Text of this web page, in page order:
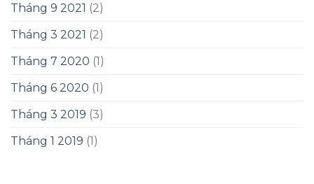
Tháng 9 2021 (2)
Tháng 3 2021 (2)
Tháng 7 2020 (1)
Tháng 6 2020 (1)
Tháng 3 2019 (3)
Tháng 1 2019 (1)